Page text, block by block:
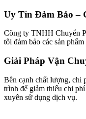
Uy Tín Đảm Bảo –
Công ty TNHH Chuyển
tôi đảm bảo các sản
Giải Pháp Vận
Bên cạnh chất lượng, chi
trình để giảm thiểu chi
xuyên sử dụng dịch vụ.